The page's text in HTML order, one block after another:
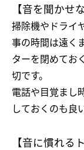
【音を聞かせ
掃除機やドライ
事の時間は遠く
ターを閉めてお
切です。
電話や目覚まし
しておくのも良
【音に慣れる